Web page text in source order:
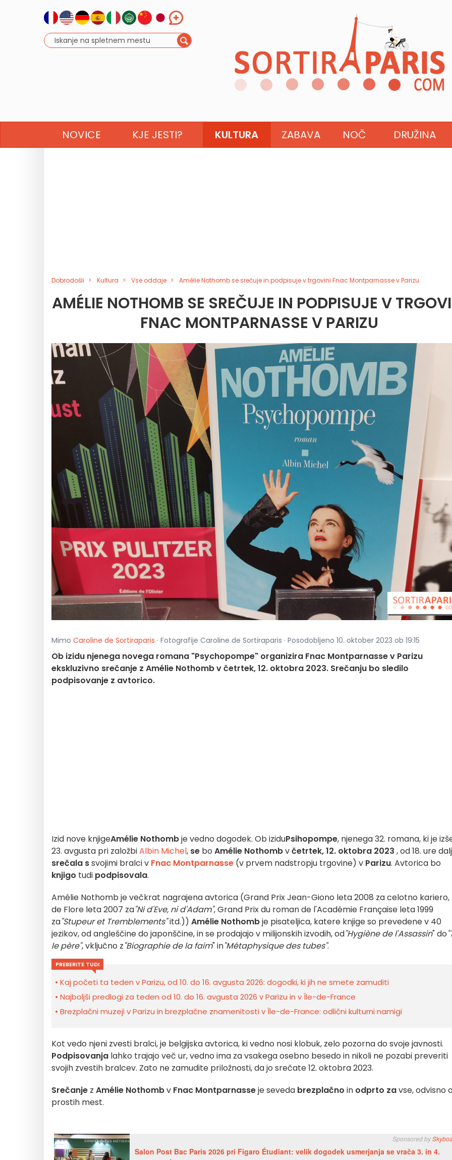
NOVICE KJE JESTI? KULTURA ZABAVA NOČ DRUŽINA
Dobrodošli Kultura Vse oddaje Amélie Nothomb se srečuje in podpisuje v trgovini Fnac Montparnasse v Parizu
AMÉLIE NOTHOMB SE SREČUJE IN PODPISUJE V
FNAC MONTPARNASSE V PARIZU
Mimo Caroline de Sortiraparis · Fotografije Caroline de Sortiraparis · Posodobljeno 10. oktober 2023 ob 19:15
Ob izidu njenega novega romana "Psychopompe" organizira Fnac Montparnasse v Parizu
ekskluzivno srečanje z Amélie Nothomb v četrtek, 12. oktobra 2023. Srečanju bo sledilo
podpisovanje z avtorico.
Izid nove knjigeAmélie Nothombje vedno dogodek. Ob iziduPsihopompe, njenega 32. romana, ki je
23. avgusta pri založbiAlbin Michel, se bo Amélie Nothombvčetrtek, 12. oktobra 2023 , od 18. ure
srečala ssvojimi bralci v Fnac Montparnasse (v prvem nadstropju trgovine) v Parizu. Avtorica bo
knjigo tudi podpisovala.
Amélie Nothomb je večkrat nagrajena avtorica (Grand Prix Jean-Giono leta 2008 za celotno kariero,
de Flore leta 2007 za"Ni d'Eve, ni d'Adam", Grand Prix du roman de l'Académie Française leta 1999
za"Stupeur et Tremblements"itd.)) Amélie Nothombje pisateljica, katere knjige so prevedene v 40
jezikov, od angleščine do japonščine, in se prodajajo v milijonskih izvodih, od"Hygiène de l'Assassin" do
le père", vključno z"Biographie de la faim" in"Métaphysique des tubes".
PREBERITE TUDI
Kaj početi ta teden v Parizu, od 10. do 16. avgusta 2026: dogodki, ki jih ne smete zamuditi
Najboljši predlogi za teden od 10. do 16. avgusta 2026 v Parizu in v Île-de-France
Brezplačni muzeji v Parizu in brezplačne znamenitosti v Île-de-France: odlični kulturni namigi
Kot vedo njeni zvesti bralci, je belgijska avtorica, ki vedno nosi klobuk, zelo pozorna do svoje javnosti.
Podpisovanja lahko trajajo več ur, vedno ima za vsakega osebno besedo in nikoli ne pozabi preveriti
svojih zvestih bralcev. Zato ne zamudite priložnosti, da jo srečate 12. oktobra 2023.
Srečanje z Amélie Nothombv Fnac Montparnasseje seveda brezplačno in odprto zavse, odvisno
prostih mest.